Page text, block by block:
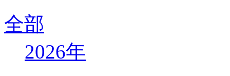
全部
2026年